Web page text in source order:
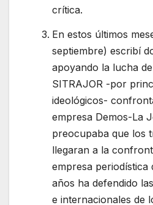
crítica.
En estos últimos
septiembre) escribí
apoyando la lucha
SITRAJOR -por
ideológicos-
empresa Demos-La
preocupaba que los
llegaran a la
empresa periodística
años ha defendido
e internacionales de